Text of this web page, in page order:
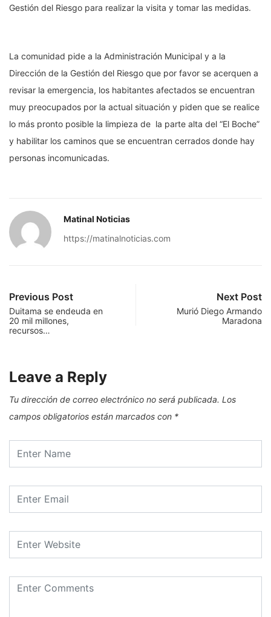
Gestión del Riesgo para realizar la visita y tomar las medidas.
La comunidad pide a la Administración Municipal y a la
Dirección de la Gestión del Riesgo que por favor se acerquen a
revisar la emergencia, los habitantes afectados se encuentran
muy preocupados por la actual situación y piden que se realice
lo más pronto posible la limpieza de la parte alta del “El Boche”
y habilitar los caminos que se encuentran cerrados donde hay
personas incomunicadas.
Matinal Noticias
https://matinalnoticias.com
Previous Post
Duitama se endeuda en
20 mil millones,
recursos…
Next Post
Murió Diego Armando
Maradona
Leave a Reply
Tu dirección de correo electrónico no será publicada. Los
campos obligatorios están marcados con *